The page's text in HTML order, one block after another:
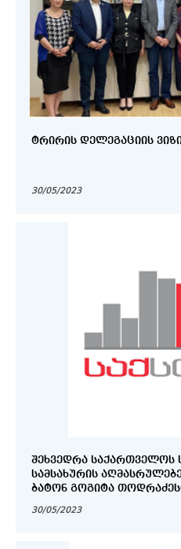
ᲢᲠᲘᲠᲘᲡ ᲓᲔᲚᲔᲒᲐᲪᲘᲘᲡ
30/05/2023
ᲨᲔᲮᲕᲔᲓᲠᲐ ᲡᲐᲥᲐᲠᲗᲕᲔᲚᲝᲡ
ᲡᲐᲛᲡᲐᲮᲣᲠᲘᲡ
ᲑᲐᲢᲝᲜ ᲒᲝᲒᲘᲢᲐ
30/05/2023